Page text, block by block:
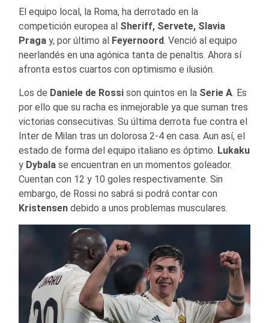
El equipo local, la Roma, ha derrotado en la
competición europea al Sheriff, Servete, Slavia
Praga y, por último al Feyernoord. Venció al equipo
neerlandés en una agónica tanta de penaltis. Ahora sí
afronta estos cuartos con optimismo e ilusión.
Los de Daniele de Rossi son quintos en la Serie A. Es
por ello que su racha es inmejorable ya que suman tres
victorias consecutivas. Su última derrota fue contra el
Inter de Milan tras un dolorosa 2-4 en casa. Aun así, el
estado de forma del equipo italiano es óptimo. Lukaku
y Dybala se encuentran en un momentos goleador.
Cuentan con 12 y 10 goles respectivamente. Sin
embargo, de Rossi no sabrá si podrá contar con
Kristensen debido a unos problemas musculares.